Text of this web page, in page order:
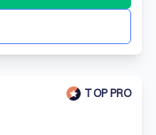
TOP PRO